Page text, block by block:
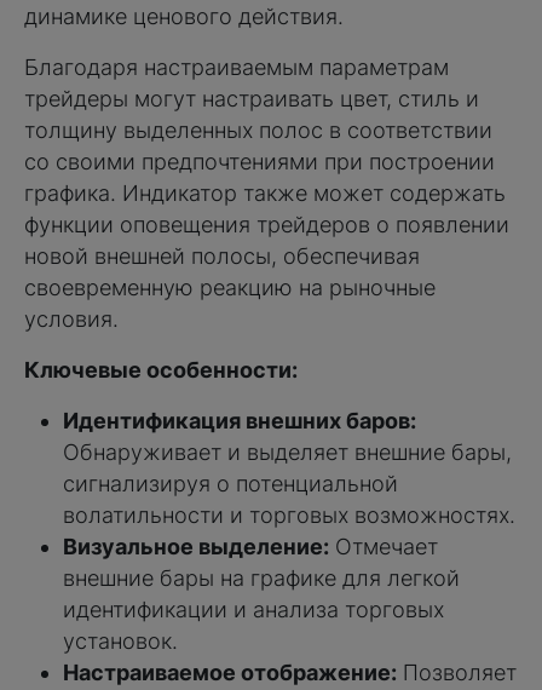
динамике ценового действия.
Благодаря настраиваемым параметрам
трейдеры могут настраивать цвет, стиль и
толщину выделенных полос в соответствии
со своими предпочтениями при построении
графика. Индикатор также может содержать
функции оповещения трейдеров о появлении
новой внешней полосы, обеспечивая
своевременную реакцию на рыночные
условия.
Ключевые особенности:
Идентификация внешних баров:
Обнаруживает и выделяет внешние бары,
сигнализируя о потенциальной
волатильности и торговых возможностях.
Визуальное выделение: Отмечает
внешние бары на графике для легкой
идентификации и анализа торговых
установок.
Настраиваемое отображение: Позволяет